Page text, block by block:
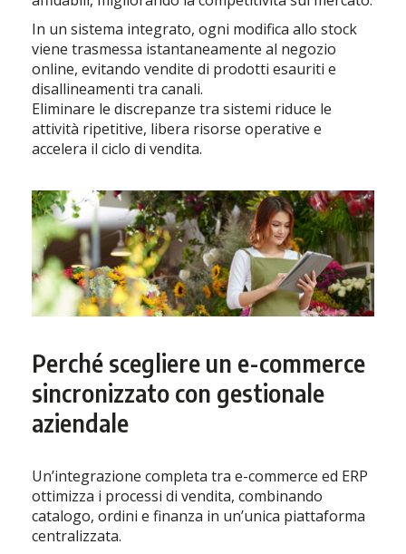
In un sistema integrato, ogni modifica allo stock
viene trasmessa istantaneamente al negozio
online, evitando vendite di prodotti esauriti e
disallineamenti tra canali.
Eliminare le discrepanze tra sistemi riduce le
attività ripetitive, libera risorse operative e
accelera il ciclo di vendita.
Perché scegliere un e-commerce
sincronizzato con gestionale
aziendale
Un’integrazione completa tra e-commerce ed ERP
ottimizza i processi di vendita, combinando
catalogo, ordini e finanza in un’unica piattaforma
centralizzata.